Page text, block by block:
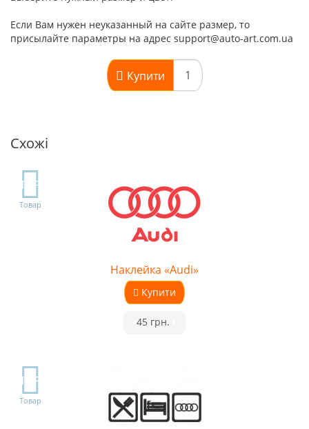
Если Вам нужен неуказанный на сайте размер, то
присылайте параметры на адрес support@auto-art.com.ua
Купити
Схожі
TOP
Товар
Наклейка «Audi»
Купити
45 грн.
TOP
Товар